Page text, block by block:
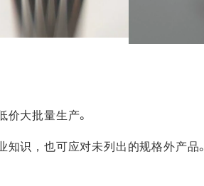
大批量生产。
识，也可应对未列出的规格外产品。